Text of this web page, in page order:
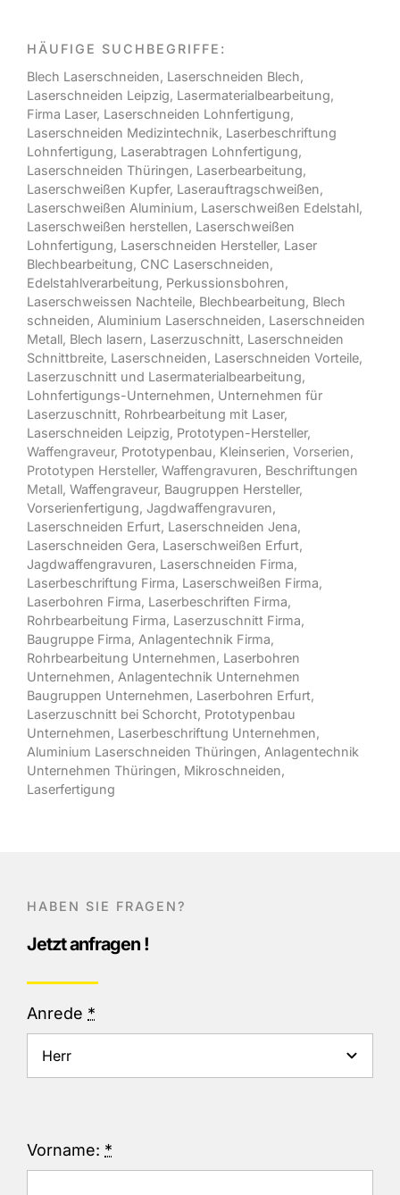
HÄUFIGE SUCHBEGRIFFE:
Blech Laserschneiden, Laserschneiden Blech,
Laserschneiden Leipzig, Lasermaterialbearbeitung,
Firma Laser, Laserschneiden Lohnfertigung,
Laserschneiden Medizintechnik, Laserbeschriftung
Lohnfertigung, Laserabtragen Lohnfertigung,
Laserschneiden Thüringen, Laserbearbeitung,
Laserschweißen Kupfer, Laserauftragschweißen,
Laserschweißen Aluminium, Laserschweißen Edelstahl,
Laserschweißen herstellen, Laserschweißen
Lohnfertigung, Laserschneiden Hersteller, Laser
Blechbearbeitung, CNC Laserschneiden,
Edelstahlverarbeitung, Perkussionsbohren,
Laserschweissen Nachteile, Blechbearbeitung, Blech
schneiden, Aluminium Laserschneiden, Laserschneiden
Metall, Blech lasern, Laserzuschnitt, Laserschneiden
Schnittbreite, Laserschneiden, Laserschneiden Vorteile,
Laserzuschnitt und Lasermaterialbearbeitung,
Lohnfertigungs-Unternehmen, Unternehmen für
Laserzuschnitt, Rohrbearbeitung mit Laser,
Laserschneiden Leipzig, Prototypen-Hersteller,
Waffengraveur, Prototypenbau, Kleinserien, Vorserien,
Prototypen Hersteller, Waffengravuren, Beschriftungen
Metall, Waffengraveur, Baugruppen Hersteller,
Vorserienfertigung, Jagdwaffengravuren,
Laserschneiden Erfurt, Laserschneiden Jena,
Laserschneiden Gera, Laserschweißen Erfurt,
Jagdwaffengravuren, Laserschneiden Firma,
Laserbeschriftung Firma, Laserschweißen Firma,
Laserbohren Firma, Laserbeschriften Firma,
Rohrbearbeitung Firma, Laserzuschnitt Firma,
Baugruppe Firma, Anlagentechnik Firma,
Rohrbearbeitung Unternehmen, Laserbohren
Unternehmen, Anlagentechnik Unternehmen
Baugruppen Unternehmen, Laserbohren Erfurt,
Laserzuschnitt bei Schorcht, Prototypenbau
Unternehmen, Laserbeschriftung Unternehmen,
Aluminium Laserschneiden Thüringen, Anlagentechnik
Unternehmen Thüringen, Mikroschneiden,
Laserfertigung
HABEN SIE FRAGEN?
Jetzt anfragen !
Anrede *
Vorname: *